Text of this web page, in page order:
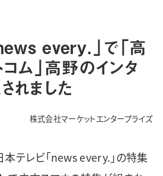
every．」で「高
コム」高野のインタ
れました
株式会社マーケットエンタープライズ
テレビ「news every.」の特集